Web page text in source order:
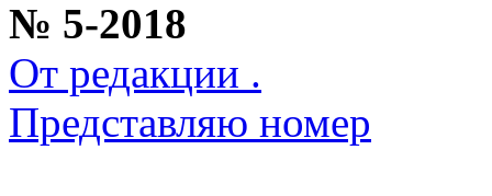
№ 5-2018
От редакции .
Представляю номер